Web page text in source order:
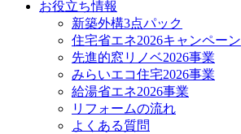
お役立ち情報
新築外構3点パック
住宅省エネ2026キャンペーン
先進的窓リノベ2026事業
みらいエコ住宅2026事業
給湯省エネ2026事業
リフォームの流れ
よくある質問